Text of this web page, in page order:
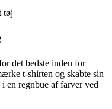
tøj
det bedste inden for
t-shirten og skabte sin
en regnbue af farver ved